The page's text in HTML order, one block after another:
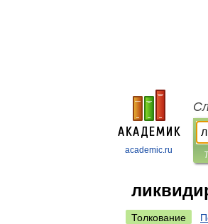
academic.ru
Толкование